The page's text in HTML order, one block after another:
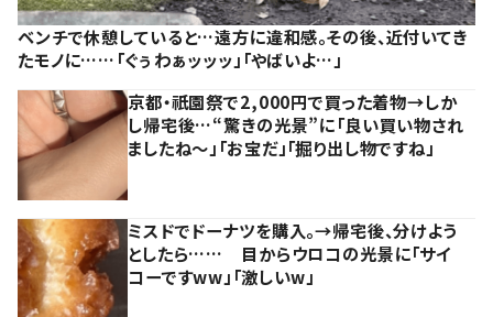
ベンチで休憩していると…遠方に違和感。その後、近付いてき
たモノに……「ぐぅわぁッッッ」「やばいよ…」
京都・祇園祭で2,000円で買った着物→しか
し帰宅後…“驚きの光景”に「良い買い物され
ましたね～」「お宝だ」「掘り出し物ですね」
ミスドでドーナツを購入。→帰宅後、分けよう
としたら…… 目からウロコの光景に「サイ
コーですww」「激しいw」